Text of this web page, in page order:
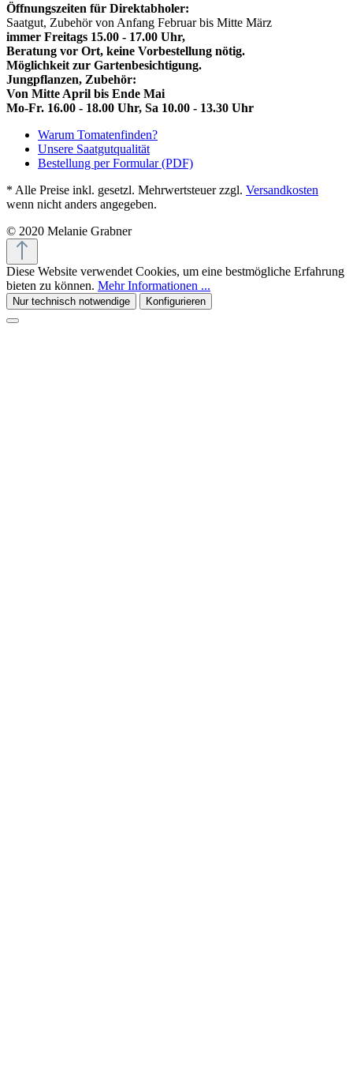
Öffnungszeiten für Direktabholer:
Saatgut, Zubehör von Anfang Februar bis Mitte März
immer Freitags 15.00 - 17.00 Uhr,
Beratung vor Ort, keine Vorbestellung nötig.
Möglichkeit zur Gartenbesichtigung.
Jungpflanzen, Zubehör:
Von Mitte April bis Ende Mai
Mo-Fr. 16.00 - 18.00 Uhr, Sa 10.00 - 13.30 Uhr
Warum Tomatenfinden?
Unsere Saatgutqualität
Bestellung per Formular (PDF)
* Alle Preise inkl. gesetzl. Mehrwertsteuer zzgl. Versandkosten
wenn nicht anders angegeben.
© 2020 Melanie Grabner
Diese Website verwendet Cookies, um eine bestmögliche Erfahrung
bieten zu können. Mehr Informationen ...
Nur technisch notwendige Konfigurieren